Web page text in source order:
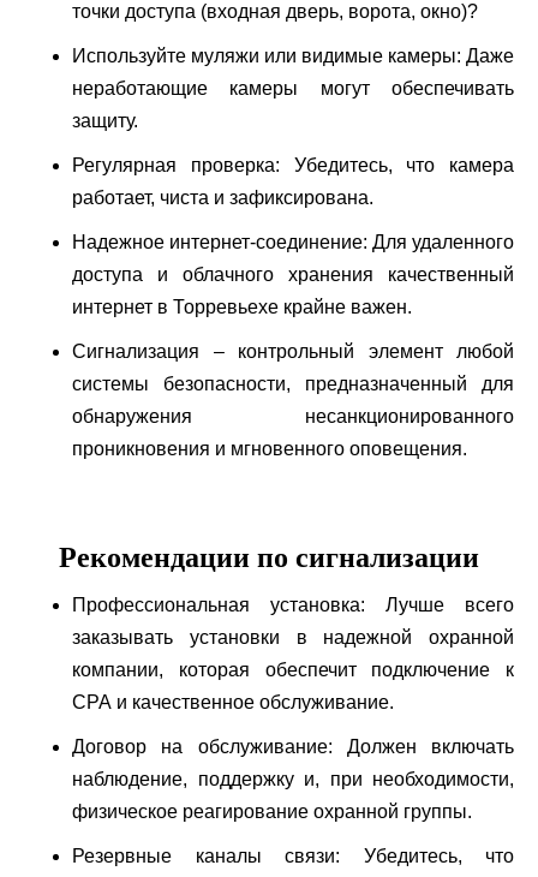
точки доступа (входная дверь, ворота, окно)?
Используйте муляжи или видимые камеры: Даже
неработающие камеры могут обеспечивать
защиту.
Регулярная проверка: Убедитесь, что камера
работает, чиста и зафиксирована.
Надежное интернет-соединение: Для удаленного
доступа и облачного хранения качественный
интернет в Торревьехе крайне важен.
Сигнализация – контрольный элемент любой
системы безопасности, предназначенный для
обнаружения несанкционированного
проникновения и мгновенного оповещения.
Рекомендации по сигнализации
Профессиональная установка: Лучше всего
заказывать установки в надежной охранной
компании, которая обеспечит подключение к
СРА и качественное обслуживание.
Договор на обслуживание: Должен включать
наблюдение, поддержку и, при необходимости,
физическое реагирование охранной группы.
Резервные каналы связи: Убедитесь, что